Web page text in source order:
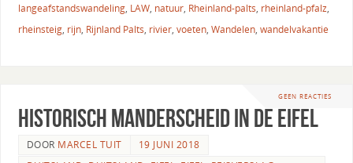
langeafstandswandeling, LAW, natuur, Rheinland-palts, rheinland-pfalz,
rheinsteig, rijn, Rijnland Palts, rivier, voeten, Wandelen, wandelvakantie
GEEN REACTIES
Historisch Manderscheid in de Eifel
DOOR MARCEL TUIT
19 JUNI 2018